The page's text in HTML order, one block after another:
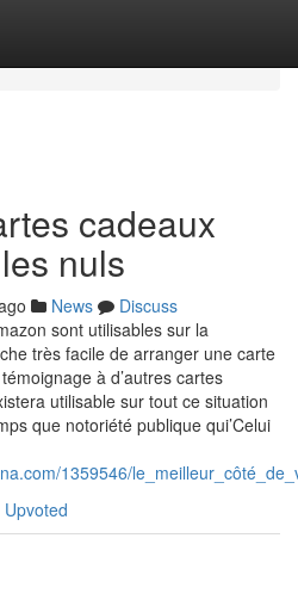
cadeaux
nuls
News
Discuss
sont utilisables sur la
très facile de arranger une carte
à d’autres cartes
utilisable sur tout ce situation
que notoriété publique qui’Celui
1359546/